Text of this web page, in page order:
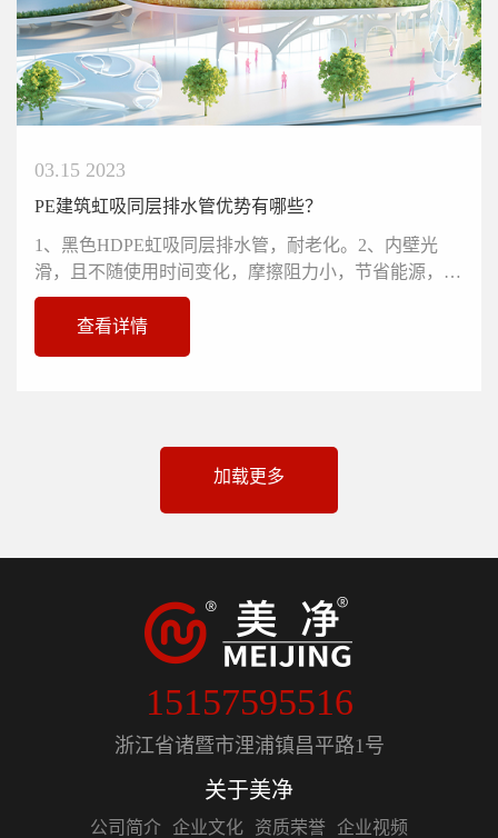
03.15 2023
PE建筑虹吸同层排水管优势有哪些？
1、黑色HDPE虹吸同层排水管，耐老化。2、内壁光
滑，且不随使用时间变化，摩擦阻力小，节省能源，压
力损失比钢管约小30%，可选用...
查看详情
加载更多
15157595516
浙江省诸暨市浬浦镇昌平路1号
关于美净
公司简介 企业文化 资质荣誉 企业视频